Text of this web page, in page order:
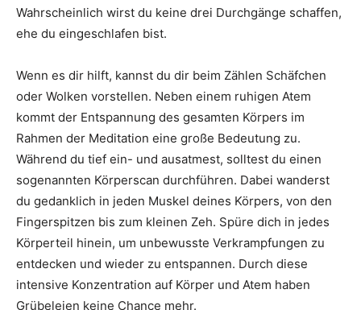
Wahrscheinlich wirst du keine drei Durchgänge schaffen,
ehe du eingeschlafen bist.
Wenn es dir hilft, kannst du dir beim Zählen Schäfchen
oder Wolken vorstellen. Neben einem ruhigen Atem
kommt der Entspannung des gesamten Körpers im
Rahmen der Meditation eine große Bedeutung zu.
Während du tief ein- und ausatmest, solltest du einen
sogenannten Körperscan durchführen. Dabei wanderst
du gedanklich in jeden Muskel deines Körpers, von den
Fingerspitzen bis zum kleinen Zeh. Spüre dich in jedes
Körperteil hinein, um unbewusste Verkrampfungen zu
entdecken und wieder zu entspannen. Durch diese
intensive Konzentration auf Körper und Atem haben
Grübeleien keine Chance mehr.